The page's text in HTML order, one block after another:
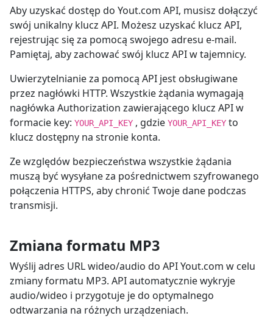
Aby uzyskać dostęp do Yout.com API, musisz dołączyć
swój unikalny klucz API. Możesz uzyskać klucz API,
rejestrując się za pomocą swojego adresu e-mail.
Pamiętaj, aby zachować swój klucz API w tajemnicy.
Uwierzytelnianie za pomocą API jest obsługiwane
przez nagłówki HTTP. Wszystkie żądania wymagają
nagłówka Authorization zawierającego klucz API w
formacie key: YOUR_API_KEY , gdzie YOUR_API_KEY to
klucz dostępny na stronie konta.
Ze względów bezpieczeństwa wszystkie żądania
muszą być wysyłane za pośrednictwem szyfrowanego
połączenia HTTPS, aby chronić Twoje dane podczas
transmisji.
Zmiana formatu MP3
Wyślij adres URL wideo/audio do API Yout.com w celu
zmiany formatu MP3. API automatycznie wykryje
audio/wideo i przygotuje je do optymalnego
odtwarzania na różnych urządzeniach.